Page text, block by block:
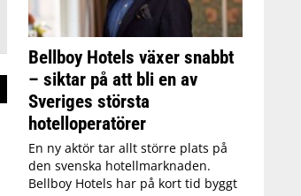
Bellboy Hotels växer snabbt
– siktar på att bli en av
Sveriges största
hotelloperatörer
En ny aktör tar allt större plats på
den svenska hotellmarknaden.
Bellboy Hotels har på kort tid byggt